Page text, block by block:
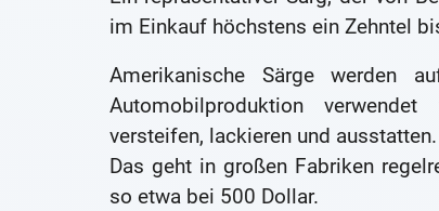
im Einkauf höchstens ein Zehntel
Amerikanische Särge werden
Automobilproduktion
versteifen, lackieren und ausstatten.
Das geht in großen Fabriken
so etwa bei 500 Dollar.